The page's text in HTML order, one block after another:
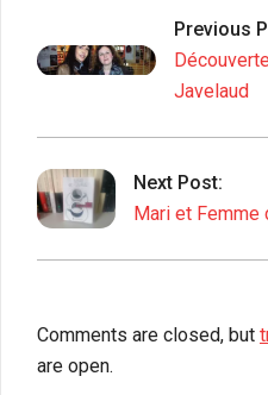
11
Previous
Javelaud
Next Post:
Mari et Femme
Comments are closed, but
are open.